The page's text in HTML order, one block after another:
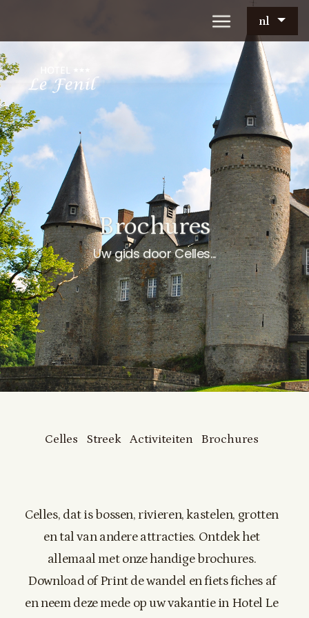
nl
Brochures
Uw gids door Celles...
Celles Streek Activiteiten Brochures
Celles, dat is bossen, rivieren, kastelen, grotten
en tal van andere attracties. Ontdek het
allemaal met onze handige brochures.
Download of Print de wandel en fiets fiches af
en neem deze mede op uw vakantie in Hotel Le